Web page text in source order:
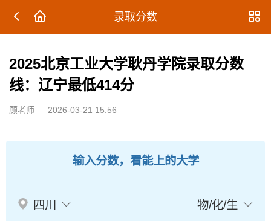
录取分数
2025北京工业大学耿丹学院录取分数
线：辽宁最低414分
顾老师 2026-03-21 15:56
输入分数，看能上的大学
四川 物/化/生